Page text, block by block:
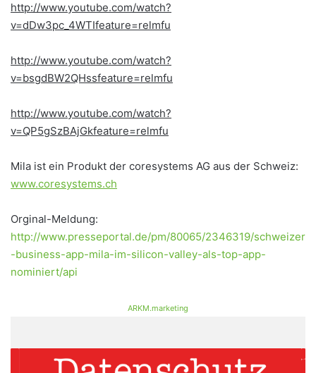
http://www.youtube.com/watch?
v=dDw3pc_4WTIfeature=relmfu
http://www.youtube.com/watch?
v=bsgdBW2QHssfeature=relmfu
http://www.youtube.com/watch?
v=QP5gSzBAjGkfeature=relmfu
Mila ist ein Produkt der coresystems AG aus der Schweiz:
www.coresystems.ch
Orginal-Meldung:
http://www.presseportal.de/pm/80065/2346319/schweizer
-business-app-mila-im-silicon-valley-als-top-app-
nominiert/api
ARKM.marketing